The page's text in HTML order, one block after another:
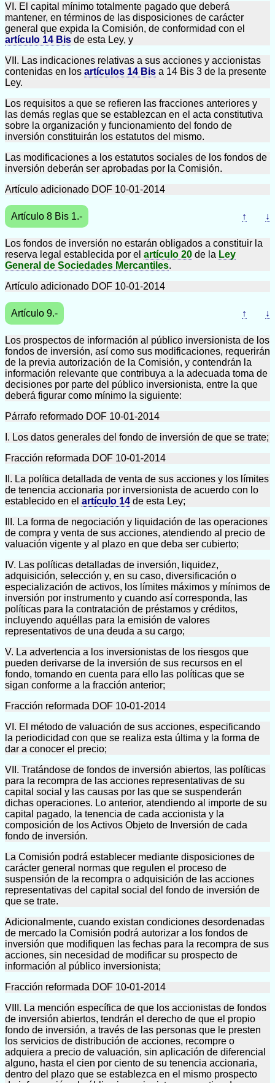
VI. El capital mínimo totalmente pagado que deberá
mantener, en términos de las disposiciones de carácter
general que expida la Comisión, de conformidad con el
artículo 14 Bis de esta Ley, y
VII. Las indicaciones relativas a sus acciones y accionistas
contenidas en los artículos 14 Bis a 14 Bis 3 de la presente
Ley.
Los requisitos a que se refieren las fracciones anteriores y
las demás reglas que se establezcan en el acta constitutiva
sobre la organización y funcionamiento del fondo de
inversión constituirán los estatutos del mismo.
Las modificaciones a los estatutos sociales de los fondos de
inversión deberán ser aprobadas por la Comisión.
Artículo adicionado DOF 10-01-2014
Artículo 8 Bis 1.- ↑ ↓
Los fondos de inversión no estarán obligados a constituir la
reserva legal establecida por el artículo 20 de la Ley
General de Sociedades Mercantiles.
Artículo adicionado DOF 10-01-2014
Artículo 9.- ↑ ↓
Los prospectos de información al público inversionista de los
fondos de inversión, así como sus modificaciones, requerirán
de la previa autorización de la Comisión, y contendrán la
información relevante que contribuya a la adecuada toma de
decisiones por parte del público inversionista, entre la que
deberá figurar como mínimo la siguiente:
Párrafo reformado DOF 10-01-2014
I. Los datos generales del fondo de inversión de que se trate;
Fracción reformada DOF 10-01-2014
II. La política detallada de venta de sus acciones y los límites
de tenencia accionaria por inversionista de acuerdo con lo
establecido en el artículo 14 de esta Ley;
III. La forma de negociación y liquidación de las operaciones
de compra y venta de sus acciones, atendiendo al precio de
valuación vigente y al plazo en que deba ser cubierto;
IV. Las políticas detalladas de inversión, liquidez,
adquisición, selección y, en su caso, diversificación o
especialización de activos, los límites máximos y mínimos de
inversión por instrumento y cuando así corresponda, las
políticas para la contratación de préstamos y créditos,
incluyendo aquéllas para la emisión de valores
representativos de una deuda a su cargo;
V. La advertencia a los inversionistas de los riesgos que
pueden derivarse de la inversión de sus recursos en el
fondo, tomando en cuenta para ello las políticas que se
sigan conforme a la fracción anterior;
Fracción reformada DOF 10-01-2014
VI. El método de valuación de sus acciones, especificando
la periodicidad con que se realiza esta última y la forma de
dar a conocer el precio;
VII. Tratándose de fondos de inversión abiertos, las políticas
para la recompra de las acciones representativas de su
capital social y las causas por las que se suspenderán
dichas operaciones. Lo anterior, atendiendo al importe de su
capital pagado, la tenencia de cada accionista y la
composición de los Activos Objeto de Inversión de cada
fondo de inversión.
La Comisión podrá establecer mediante disposiciones de
carácter general normas que regulen el proceso de
suspensión de la recompra o adquisición de las acciones
representativas del capital social del fondo de inversión de
que se trate.
Adicionalmente, cuando existan condiciones desordenadas
de mercado la Comisión podrá autorizar a los fondos de
inversión que modifiquen las fechas para la recompra de sus
acciones, sin necesidad de modificar su prospecto de
información al público inversionista;
Fracción reformada DOF 10-01-2014
VIII. La mención específica de que los accionistas de fondos
de inversión abiertos, tendrán el derecho de que el propio
fondo de inversión, a través de las personas que le presten
los servicios de distribución de acciones, recompre o
adquiera a precio de valuación, sin aplicación de diferencial
alguno, hasta el cien por ciento de su tenencia accionaria,
dentro del plazo que se establezca en el mismo prospecto